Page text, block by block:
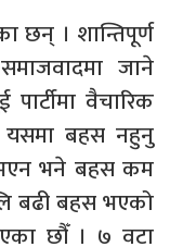
छन् । शान्तिपूर्ण
जाने
वैचारिक
यसमा बहस नहुनु
भएन भने बहस कम
बढी बहस भएको
छौँ । ७ वटा